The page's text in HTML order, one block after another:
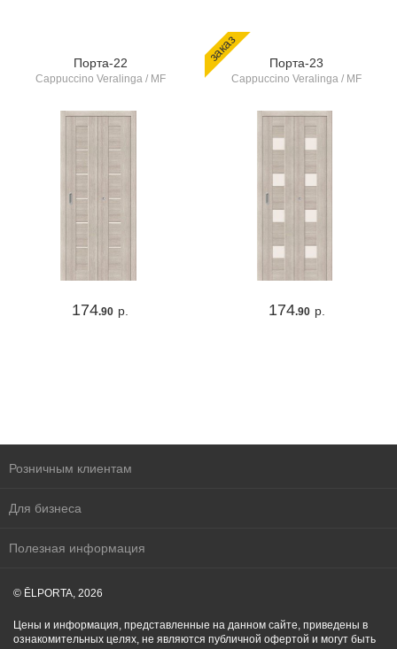
Порта-22
Cappuccino Veralinga / MF
174.90 р.
заказ Порта-23
Cappuccino Veralinga / MF
174.90 р.
Розничным клиентам
Для бизнеса
Полезная информация
© ĒLPORTA, 2026
Цены и информация, представленные на данном сайте, приведены в
ознакомительных целях, не являются публичной офертой и могут быть